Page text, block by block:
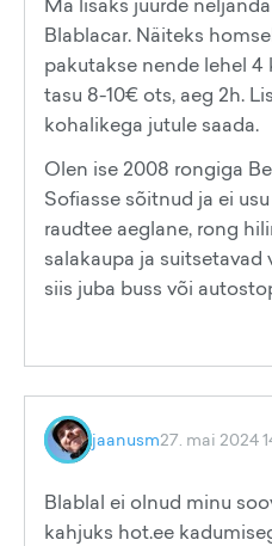
Blablacar. Näiteks
pakutakse nende lehel 4
tasu 8-10€ ots, aeg 2h.
kohalikega jutule saada.
Olen ise 2008 rongiga
Sofiasse sõitnud ja ei
raudtee aeglane, rong
salakaupa ja suitsetavad
siis juba buss või
jaanusm27. mai 2024
Blablal ei olnud minu
kahjuks hot.ee